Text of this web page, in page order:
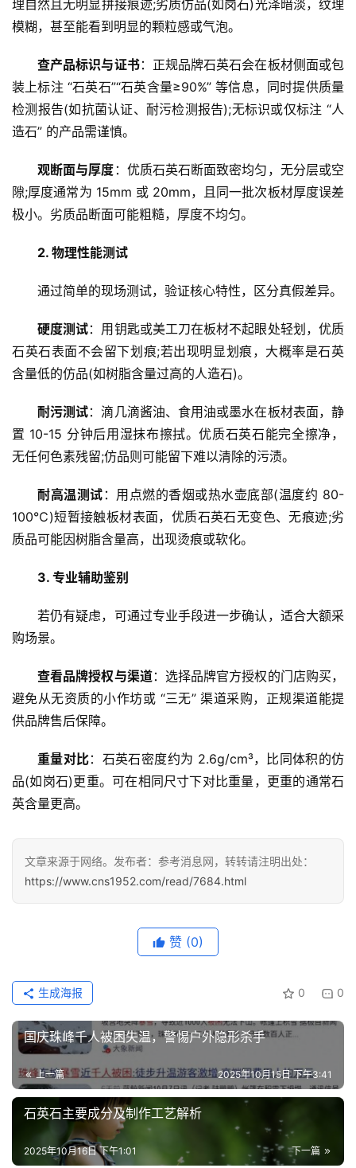
文
列
表
讯
页
面
投稿
理自然且无明显拼接痕迹;劣质仿品(如岗石)光泽暗淡，纹理
模糊，甚至能看到明显的颗粒感或气泡。
查产品标识与证书：正规品牌石英石会在板材侧面或包
装上标注 “石英石”“石英含量≥90%” 等信息，同时提供质量
检测报告(如抗菌认证、耐污检测报告);无标识或仅标注 “人
造石” 的产品需谨慎。
观断面与厚度 ：优质石英石断面致密均匀，无分层或空
隙;厚度通常为 15mm 或 20mm，且同一批次板材厚度误差
极小。劣质品断面可能粗糙，厚度不均匀。
2. 物理性能测试
通过简单的现场测试，验证核心特性，区分真假差异。
硬度测试：用钥匙或美工刀在板材不起眼处轻划，优质
石英石表面不会留下划痕;若出现明显划痕，大概率是石英
含量低的仿品(如树脂含量过高的人造石)。
耐污测试：滴几滴酱油、食用油或墨水在板材表面，静
置 10-15 分钟后用湿抹布擦拭。优质石英石能完全擦净，
无任何色素残留;仿品则可能留下难以清除的污渍。
耐高温测试 ：用点燃的香烟或热水壶底部(温度约 80-
100℃)短暂接触板材表面，优质石英石无变色、无痕迹;劣
质品可能因树脂含量高，出现烫痕或软化。
3. 专业辅助鉴别
若仍有疑虑，可通过专业手段进一步确认，适合大额采
购场景。
查看品牌授权与渠道：选择品牌官方授权的门店购买，
避免从无资质的小作坊或 “三无” 渠道采购，正规渠道能提
供品牌售后保障。
重量对比：石英石密度约为 2.6g/cm³，比同体积的仿
品(如岗石)更重。可在相同尺寸下对比重量，更重的通常石
英含量更高。
文章来源于网络。发布者：参考消息网，转转请注明出处：
https://www.cns1952.com/read/7684.html
赞 (0)
0 0
生成海报
国庆珠峰千人被困失温，警惕户外隐形杀手
上一篇 2025年10月15日 下午3:41
石英石主要成分及制作工艺解析
下一篇
2025年10月16日 下午1:01